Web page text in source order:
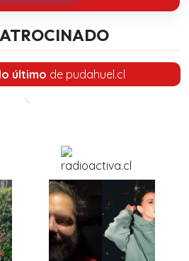
último de pudahuel.cl